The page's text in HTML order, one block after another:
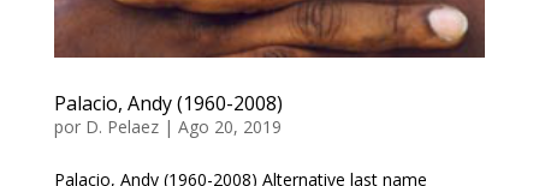
Palacio, Andy (1960-2008)
por D. Pelaez| Ago 20, 2019
Palacio, Andy (1960-2008) Alternative last name